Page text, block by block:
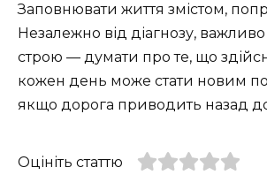
Заповнювати життя змістом,
Незалежно від діагнозу,
строю — думати про те, що
кожен день може стати новим
якщо дорога приводить назад до
Оцініть статтю